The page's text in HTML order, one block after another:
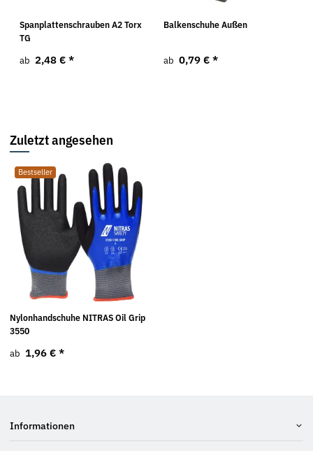
Spanplattenschrauben A2 Torx
TG
ab 2,48 € *
Balkenschuhe Außen
ab 0,79 € *
Zuletzt angesehen
Bestseller
Nylonhandschuhe NITRAS Oil Grip
3550
ab 1,96 € *
Informationen